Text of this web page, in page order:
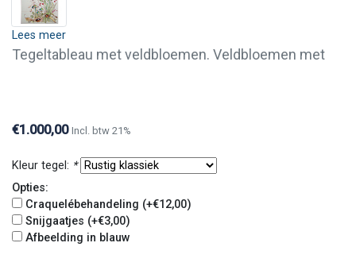
Lees meer
Tegeltableau met veldbloemen. Veldbloemen met
€1.000,00 Incl. btw 21%
Kleur tegel: *
Opties:
Craquelébehandeling (+€12,00)
Snijgaatjes (+€3,00)
Afbeelding in blauw